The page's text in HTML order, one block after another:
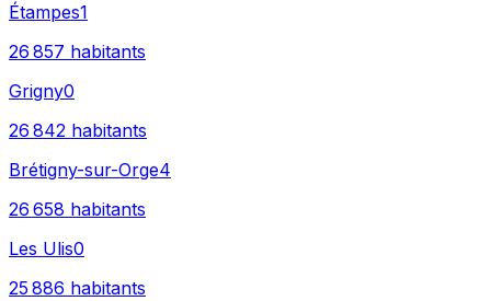
Étampes1
26 857 habitants
Grigny0
26 842 habitants
Brétigny-sur-Orge4
26 658 habitants
Les Ulis0
25 886 habitants